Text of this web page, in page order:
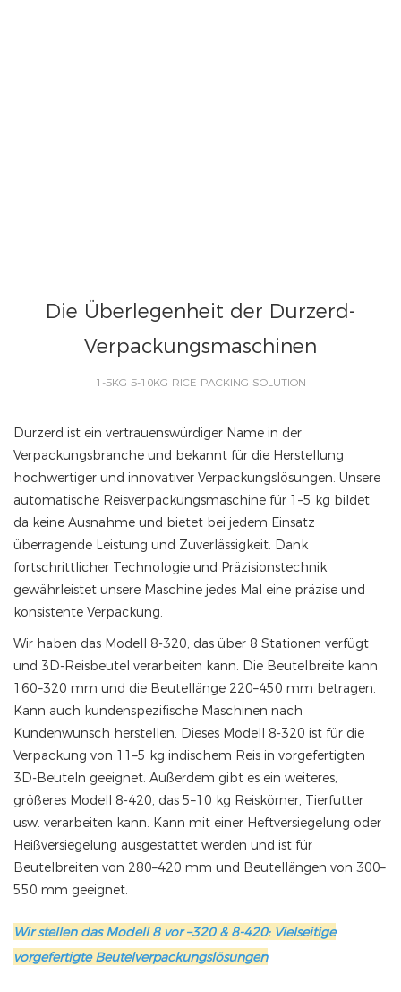
Die Überlegenheit der Durzerd-
Verpackungsmaschinen
1-5KG 5-10KG RICE PACKING SOLUTION
Durzerd ist ein vertrauenswürdiger Name in der
Verpackungsbranche und bekannt für die Herstellung
hochwertiger und innovativer Verpackungslösungen. Unsere
automatische Reisverpackungsmaschine für 1–5 kg bildet
da keine Ausnahme und bietet bei jedem Einsatz
überragende Leistung und Zuverlässigkeit. Dank
fortschrittlicher Technologie und Präzisionstechnik
gewährleistet unsere Maschine jedes Mal eine präzise und
konsistente Verpackung.
Wir haben das Modell 8-320, das über 8 Stationen verfügt
und 3D-Reisbeutel verarbeiten kann. Die Beutelbreite kann
160–320 mm und die Beutellänge 220–450 mm betragen.
Kann auch kundenspezifische Maschinen nach
Kundenwunsch herstellen. Dieses Modell 8-320 ist für die
Verpackung von 11–5 kg indischem Reis in vorgefertigten
3D-Beuteln geeignet. Außerdem gibt es ein weiteres,
größeres Modell 8-420, das 5–10 kg Reiskörner, Tierfutter
usw. verarbeiten kann. Kann mit einer Heftversiegelung oder
Heißversiegelung ausgestattet werden und ist für
Beutelbreiten von 280–420 mm und Beutellängen von 300–
550 mm geeignet.
Wir stellen das Modell 8 vor –320 & 8-420: Vielseitige
vorgefertigte Beutelverpackungslösungen